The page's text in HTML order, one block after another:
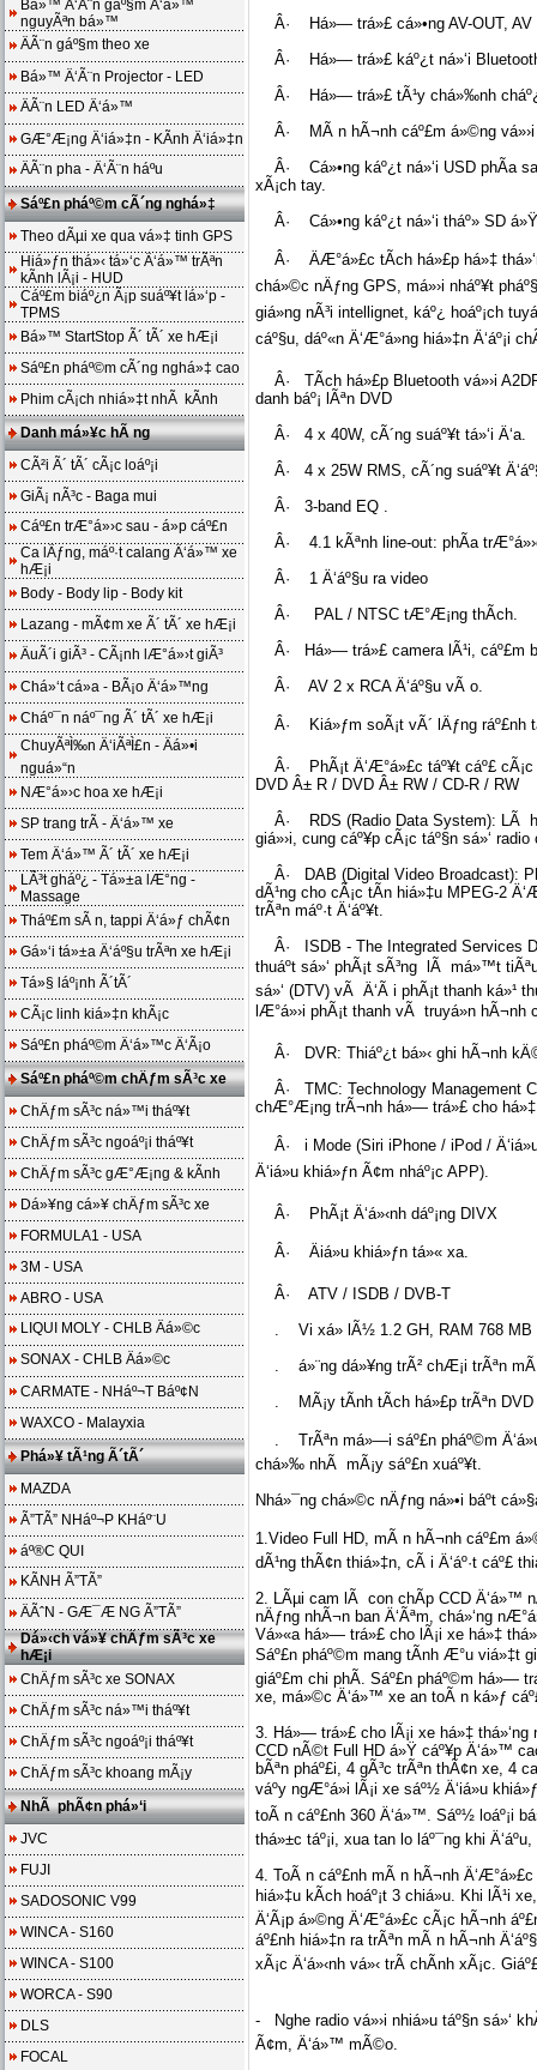
Bá»™ Ä‘Ã¨n gáº§m Ä‘á»™
nguyÃªn bá»™
ÄÃ¨n gáº§m theo xe
Bá»™ Ä‘Ã¨n Projector - LED
ÄÃ¨n LED Ä‘á»™
GÆ°Æ¡ng Ä‘iá»‡n - KÃ­nh Ä‘iá»‡n
ÄÃ¨n pha - Ä‘Ã¨n háº­u
Sáº£n pháº©m cÃ´ng nghá»‡
Theo dÃµi xe qua vá»‡ tinh GPS
Hiá»ƒn thá»‹ tá»‘c Ä‘á»™ trÃªn
kÃ­nh lÃ¡i - HUD
Cáº£m biáº¿n Ã¡p suáº¥t lá»‘p -
TPMS
Bá»™ StartStop Ã´ tÃ´ xe hÆ¡i
Sáº£n pháº©m cÃ´ng nghá»‡ cao
Phim cÃ¡ch nhiá»‡t nhÃ kÃ­nh
Danh má»¥c hÃ ng
CÃ²i Ã´ tÃ´ cÃ¡c loáº¡i
GiÃ¡ nÃ³c - Baga mui
Cáº£n trÆ°á»›c sau - á»p cáº£n
Ca lÄƒng, máº·t calang Ä‘á»™ xe
hÆ¡i
Body - Body lip - Body kit
Lazang - mÃ¢m xe Ã´ tÃ´ xe hÆ¡i
ÄuÃ´i giÃ³ - CÃ¡nh lÆ°á»›t giÃ³
Chá»‘t cá»­a - BÃ¡o Ä‘á»™ng
Cháº¯n náº¯ng Ã´ tÃ´ xe hÆ¡i
ChuyÃªÌ‰n Ä‘iÃªÌ£n - Äá»•i
nguá»“n
NÆ°á»›c hoa xe hÆ¡i
SP trang trÃ­ - Ä‘á»™ xe
Tem Ä‘á»™ Ã´ tÃ´ xe hÆ¡i
LÃ³t gháº¿ - Tá»±a lÆ°ng -
Massage
Tháº£m sÃ n, tappi Ä‘á»ƒ chÃ¢n
Gá»‘i tá»±a Ä‘áº§u trÃªn xe hÆ¡i
Tá»§ láº¡nh Ã´tÃ´
CÃ¡c linh kiá»‡n khÃ¡c
Sáº£n pháº©m Ä‘á»™c Ä‘Ã¡o
Sáº£n pháº©m chÄƒm sÃ³c xe
ChÄƒm sÃ³c ná»™i tháº¥t
ChÄƒm sÃ³c ngoáº¡i tháº¥t
ChÄƒm sÃ³c gÆ°Æ¡ng & kÃ­nh
Dá»¥ng cá»¥ chÄƒm sÃ³c xe
FORMULA1 - USA
3M - USA
ABRO - USA
LIQUI MOLY - CHLB Äá»©c
SONAX - CHLB Äá»©c
CARMATE - NHáº¬T Báº¢N
WAXCO - Malayxia
Phá»¥ tÃ¹ng Ã´tÃ´
MAZDA
Ã”TÃ” NHáº¬P KHáº¨U
áº®C QUI
KÃNH Ã”TÃ”
ÄÃˆN - GÆ¯Æ NG Ã”TÃ”
Dá»‹ch vá»¥ chÄƒm sÃ³c xe
hÆ¡i
ChÄƒm sÃ³c xe SONAX
ChÄƒm sÃ³c ná»™i tháº¥t
ChÄƒm sÃ³c ngoáº¡i tháº¥t
ChÄƒm sÃ³c khoang mÃ¡y
NhÃ phÃ¢n phá»‘i
JVC
FUJI
SADOSONIC V99
WINCA - S160
WINCA - S100
WORCA - S90
DLS
FOCAL
Â· Há»— trá»£ cá»•ng AV-OUT, AV
Â· Há»— trá»£ káº¿t ná»‘i
Â· Há»— trá»£ tÃ¹y chá»‰nh
Â· MÃ n hÃ¬nh cáº£m á»©ng vá»›i
Â· Cá»•ng káº¿t ná»‘i USD phÃ­a
xÃ¡ch tay.
Â· Cá»•ng káº¿t ná»‘i tháº» SD
Â· ÄÆ°á»£c tÃ­ch há»£p há»‡
chá»©c nÄƒng GPS, má»›i nháº¥t
giá»ng nÃ³i intellignet, káº¿ hoáº¡ch
cáº§u, dáº«n Ä‘Æ°á»ng hiá»‡n Ä‘áº¡i
Â· TÃ­ch há»£p Bluetooth vá»›i
danh báº¡ lÃªn DVD
Â· 4 x 40W, cÃ´ng suáº¥t tá»‘i Ä‘a.
Â· 4 x 25W RMS, cÃ´ng suáº¥t
Â· 3-band EQ .
Â· 4.1 kÃªnh line-out: phÃ­a
Â· 1 Ä‘áº§u ra video
Â· PAL / NTSC tÆ°Æ¡ng thÃ­ch.
Â· Há»— trá»£ camera lÃ¹i, cáº£m
Â· AV 2 x RCA Ä‘áº§u vÃ o.
Â· Kiá»ƒm soÃ¡t vÃ´ lÄƒng ráº£nh
Â· PhÃ¡t Ä‘Æ°á»£c táº¥t cáº£ cÃ¡c
DVD Â± R / DVD Â± RW / CD-R / RW
Â· RDS (Radio Data System): LÃ
giá»›i, cung cáº¥p cÃ¡c táº§n sá»‘
Â· DAB (Digital Video Broadcast):
dÃ¹ng cho cÃ¡c tÃ­n hiá»‡u MPEG-2
trÃªn máº·t Ä‘áº¥t.
Â· ISDB - The Integrated Services
thuáº­t sá»‘ phÃ¡t sÃ³ng lÃ má»™t
sá»‘ (DTV) vÃ Ä‘Ã i phÃ¡t thanh ká»¹
lÆ°á»›i phÃ¡t thanh vÃ truyá»n hÃ¬nh
Â· DVR: Thiáº¿t bá»‹ ghi hÃ¬nh
Â· TMC: Technology Management
chÆ°Æ¡ng trÃ¬nh há»— trá»£ cho há»‡
Â· i Mode (Siri iPhone / iPod /
Ä‘iá»u khiá»ƒn Ã¢m nháº¡c APP).
Â· PhÃ¡t Ä‘á»‹nh dáº¡ng DIVX
Â· Äiá»u khiá»ƒn tá»« xa.
Â· ATV / ISDB / DVB-T
. Vi xá»­ lÃ½ 1.2 GH, RAM 768 MB
. á»¨ng dá»¥ng trÃ² chÆ¡i trÃªn mÃ
. MÃ¡y tÃ­nh tÃ­ch há»£p trÃªn DVD
. TrÃªn má»—i sáº£n pháº©m Ä‘á»u
chá»‰ nhÃ mÃ¡y sáº£n xuáº¥t.
Nhá»¯ng chá»©c nÄƒng ná»•i báº­t
1.Video Full HD, mÃ n hÃ¬nh cáº£m
dÃ¹ng thÃ¢n thiá»‡n, cÃ i Ä‘áº·t cáº£
2. LÃµi cam lÃ con chÃ­p CCD Ä‘á»™
nÄƒng nhÃ¬n ban Ä‘Ãªm, chá»‘ng
Vá»«a há»— trá»£ cho lÃ¡i xe há»‡
Sáº£n pháº©m mang tÃ­nh Æ°u viá»‡t
giáº£m chi phÃ­. Sáº£n pháº©m há»—
xe, má»©c Ä‘á»™ xe an toÃ n ká»ƒ
3. Há»— trá»£ cho lÃ¡i xe há»‡
CCD nÃ©t Full HD á»Ÿ cáº¥p Ä‘á»™
bÃªn pháº£i, 4 gÃ³c trÃªn thÃ¢n xe, 4
váº­y ngÆ°á»i lÃ¡i xe sáº½ Ä‘iá»u
toÃ n cáº£nh 360 Ä‘á»™. Sáº½ loáº¡i
thá»±c táº¡i, xua tan lo láº¯ng khi Ä‘áº­u,
4. ToÃ n cáº£nh mÃ n hÃ¬nh Ä‘Æ°á»£c
hiá»‡u kÃ­ch hoáº¡t 3 chiá»u. Khi lÃ¹i
Ä‘Ã¡p á»©ng Ä‘Æ°á»£c cÃ¡c hÃ¬nh
áº£nh hiá»‡n ra trÃªn mÃ n hÃ¬nh
xÃ¡c Ä‘á»‹nh vá»‹ trÃ­ chÃ­nh xÃ¡c.
- Nghe radio vá»›i nhiá»u táº§n sá»‘
Ã¢m, Ä‘á»™ mÃ©o.